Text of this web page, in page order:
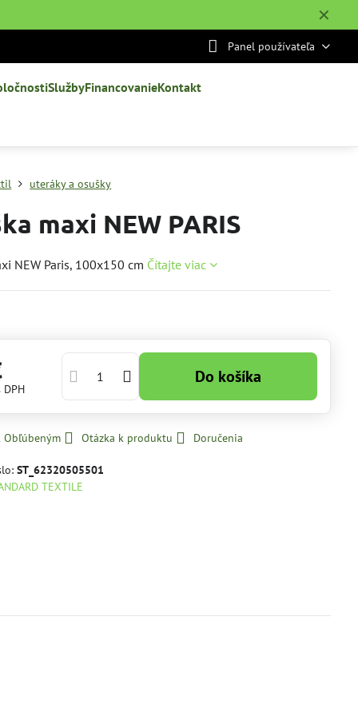
✕
Panel používateľa
SlužbyFinancovanieKontakt
uteráky a osušky
maxi NEW PARIS
NEW Paris, 100x150 cm Čítajte viac
DPH
Do košíka
Obľúbeným Otázka k produktu Doručenia
ST_62320505501
TEXTILE